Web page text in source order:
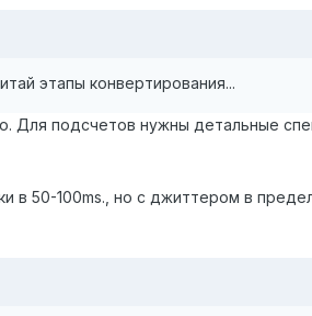
этапы конвертирования...
Для подсчетов нужны детальные
50-100ms., но с джиттером в